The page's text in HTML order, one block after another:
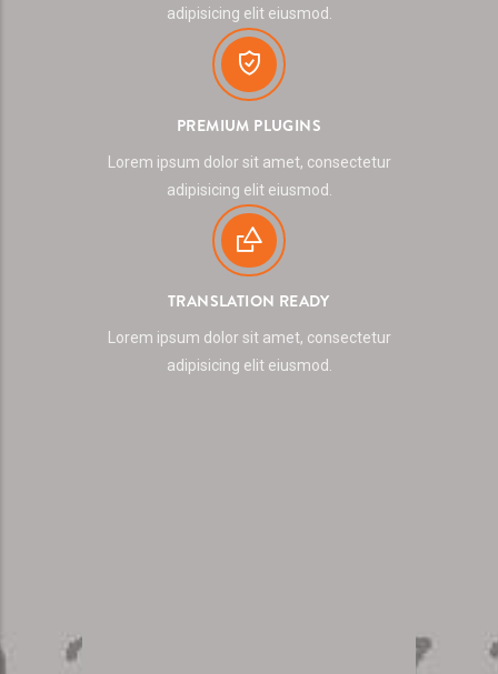
adipisicing elit eiusmod.
PREMIUM PLUGINS
Lorem ipsum dolor sit amet, consectetur
adipisicing elit eiusmod.
TRANSLATION READY
Lorem ipsum dolor sit amet, consectetur
adipisicing elit eiusmod.